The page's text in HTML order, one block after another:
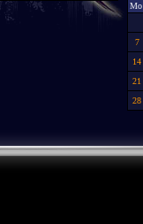
Mo
7
14
21
28